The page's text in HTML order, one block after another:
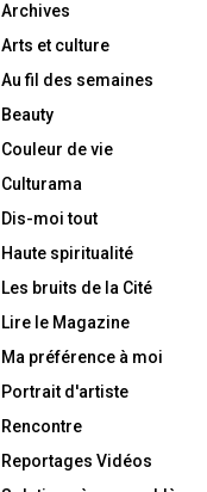
Archives
Arts et culture
Au fil des semaines
Beauty
Couleur de vie
Culturama
Dis-moi tout
Haute spiritualité
Les bruits de la Cité
Lire le Magazine
Ma préférence à moi
Portrait d'artiste
Rencontre
Reportages Vidéos